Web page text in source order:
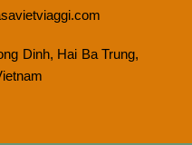
Dinh, Hai Ba Trung,